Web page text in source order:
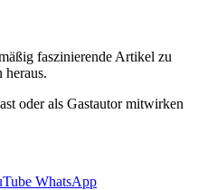
faszinierende Artikel zu
heraus.
oder als Gastautor mitwirken
WhatsApp